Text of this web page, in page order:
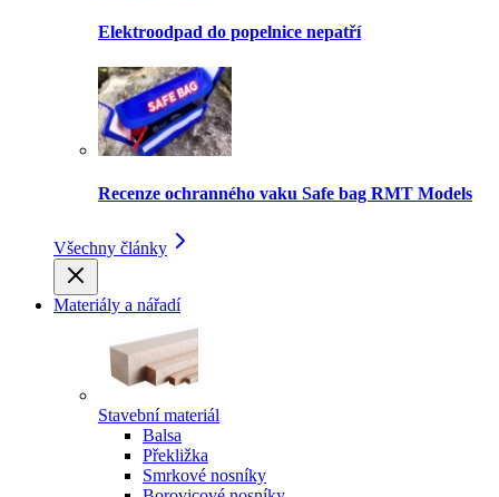
Elektroodpad do popelnice nepatří
Recenze ochranného vaku Safe bag RMT Models
Všechny články
Materiály a nářadí
Stavební materiál
Balsa
Překližka
Smrkové nosníky